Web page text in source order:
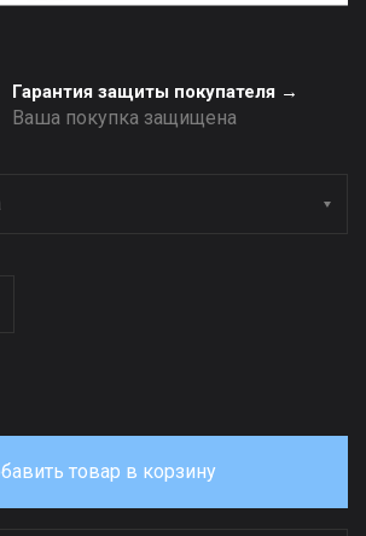
Гарантия защиты покупателя →
Ваша покупка защищена
товар в корзину